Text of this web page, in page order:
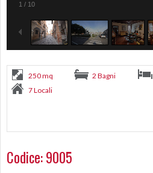
1 / 10
250 mq 2 Bagni
7 Locali
Codice: 9005